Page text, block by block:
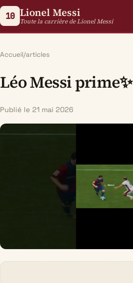
10 Lionel Messi
Toute la carrière de Lionel Messi
Accueil/articles
Léo Messi prime✨
Publié le 21 mai 2026